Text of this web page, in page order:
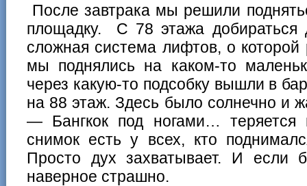
После завтрака мы решили
площадку. С 78 этажа добираться
сложная система лифтов, о которой
мы поднялись на каком-то
через какую-то подсобку вышли в
на 88 этаж. Здесь было солнечно и
— Бангкок под ногами… теряется
снимок есть у всех, кто
Просто дух захватывает. И
наверное страшно.